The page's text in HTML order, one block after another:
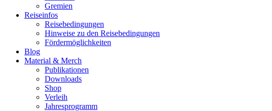
Gremien
Reiseinfos
Reisebedingungen
Hinweise zu den Reisebedingungen
Fördermöglichkeiten
Blog
Material & Merch
Publikationen
Downloads
Shop
Verleih
Jahresprogramm